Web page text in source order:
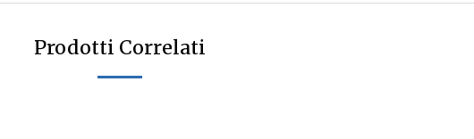
Prodotti Correlati